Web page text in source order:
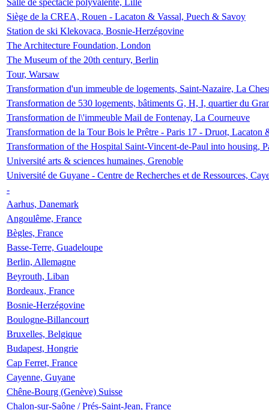
Salle de spectacle polyvalente, Lille
Siège de la CREA, Rouen - Lacaton & Vassal, Puech & Savoy
Station de ski Klekovaca, Bosnie-Herzégovine
The Architecture Foundation, London
The Museum of the 20th century, Berlin
Tour, Warsaw
Transformation d'un immeuble de logements, Saint-Nazaire, La
Transformation de 530 logements, bâtiments G, H, I, quartier du
Transformation de l\'immeuble Mail de Fontenay, La Courneuve
Transformation de la Tour Bois le Prêtre - Paris 17 - Druot, Lacaton
Transformation of the Hospital Saint-Vincent-de-Paul into housing,
Université arts & sciences humaines, Grenoble
Université de Guyane - Centre de Recherches et de Ressources,
-
Aarhus, Danemark
Angoulême, France
Bègles, France
Basse-Terre, Guadeloupe
Berlin, Allemagne
Beyrouth, Liban
Bordeaux, France
Bosnie-Herzégovine
Boulogne-Billancourt
Bruxelles, Belgique
Budapest, Hongrie
Cap Ferret, France
Cayenne, Guyane
Chêne-Bourg (Genève) Suisse
Chalon-sur-Saône / Prés-Saint-Jean, France